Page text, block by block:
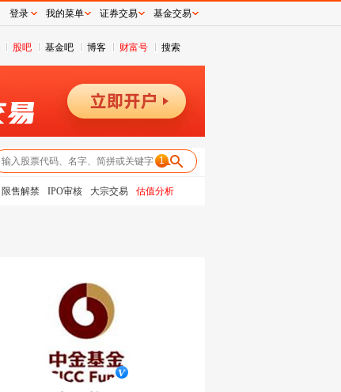
股吧 基金吧 博客 财富号 搜索
1
限售解禁 IPO审核 大宗交易 估值分析
登录 我的菜单 证券交易 基金交易